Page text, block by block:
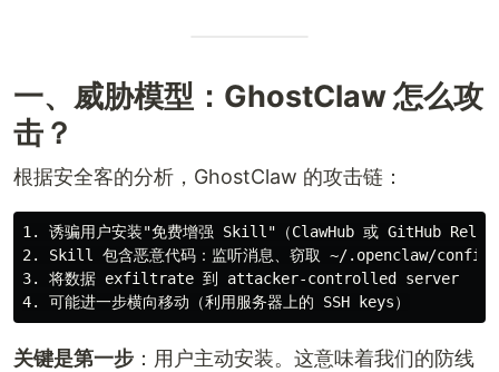
一、威胁模型：GhostClaw 怎么攻
击？
根据安全客的分析，GhostClaw 的攻击链：
1. 诱骗用户安装"免费增强 Skill"（ClawHub 或 GitHub
2. Skill 包含恶意代码：监听消息、窃取 ~/.openclaw/
3. 将数据 exfiltrate 到 attacker-controlled server
关键是第一步 ：用户主动安装。这意味着我们的防线